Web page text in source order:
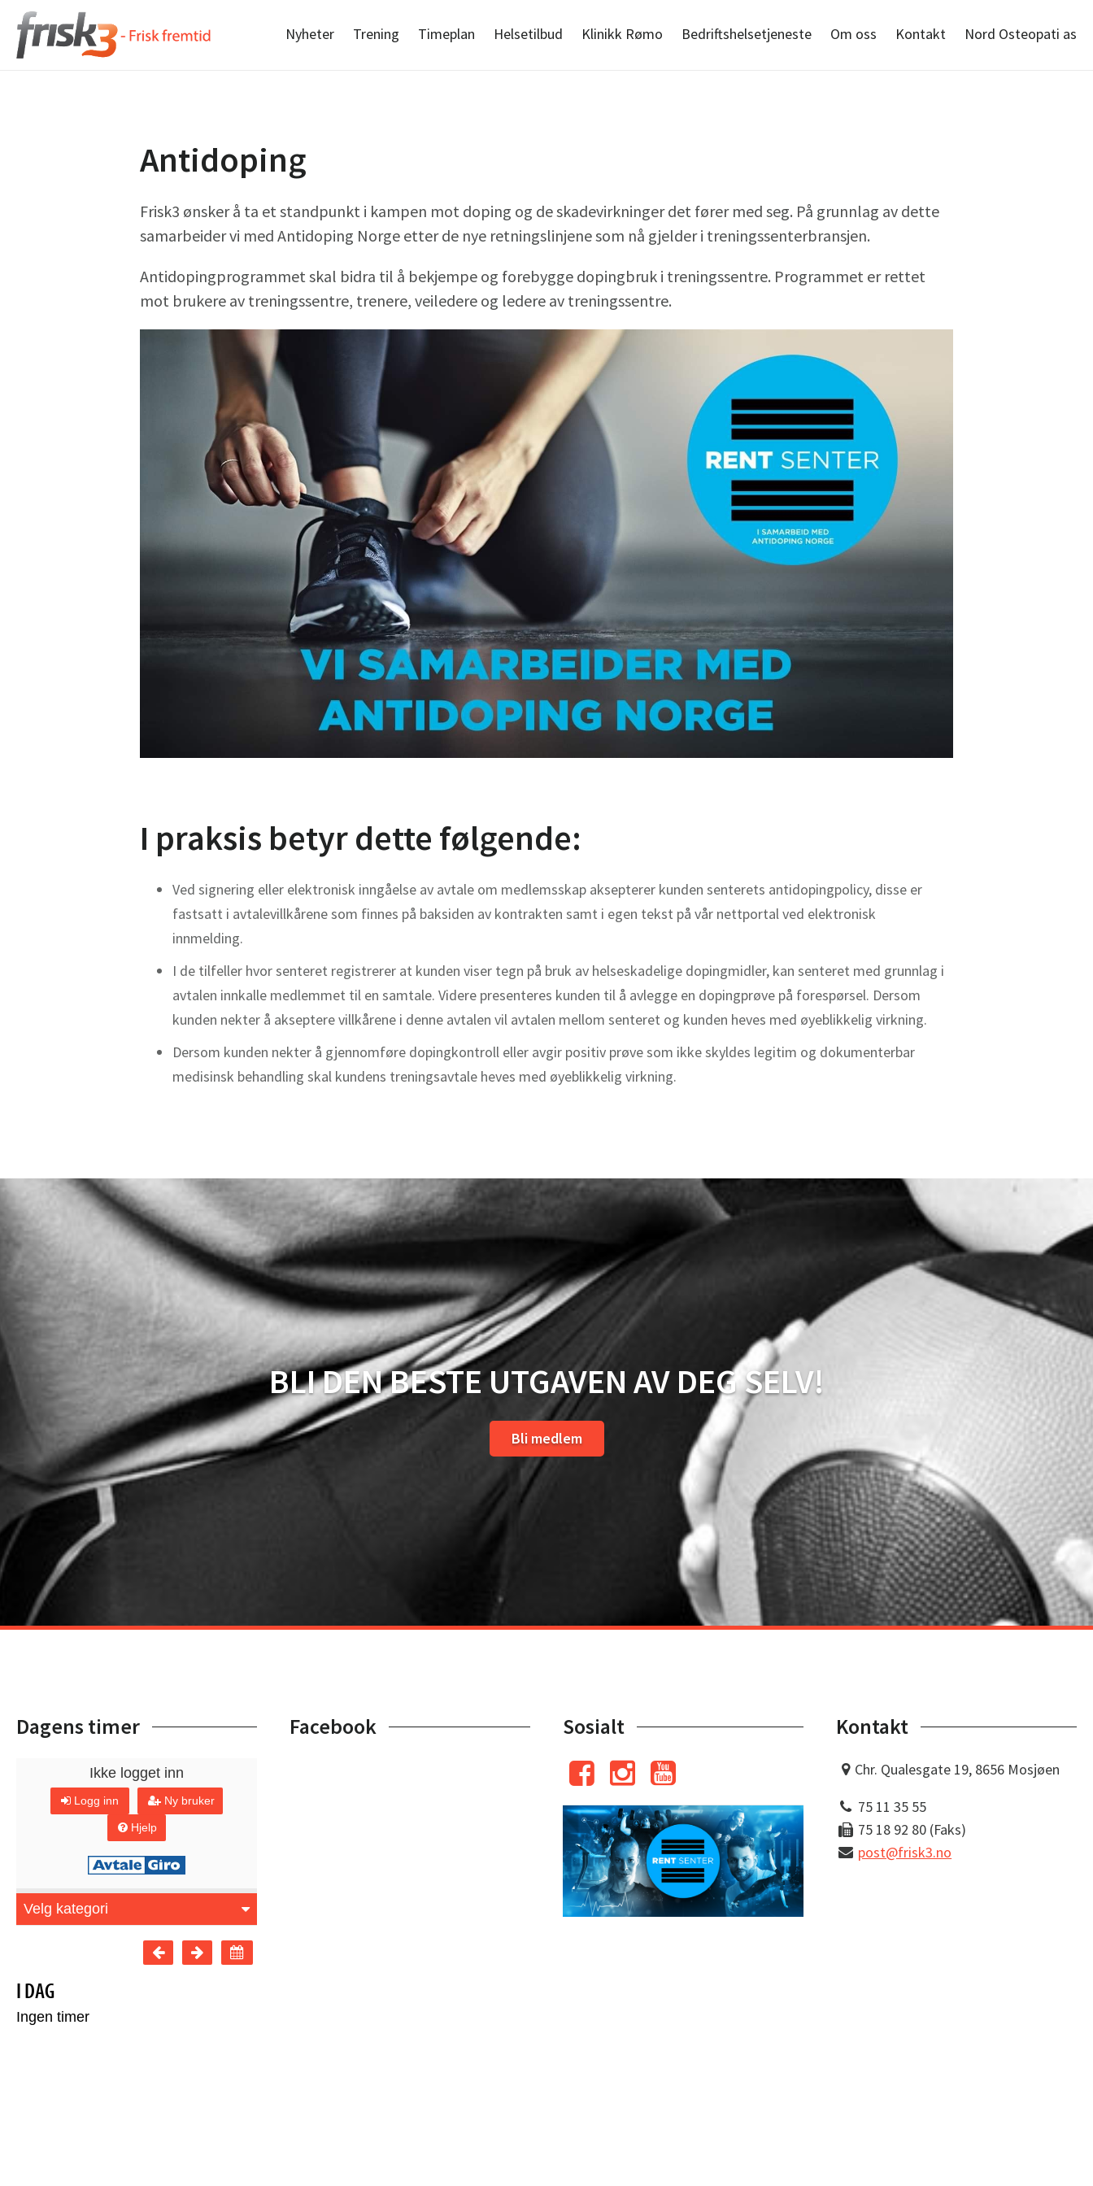
Nyheter Trening Timeplan Helsetilbud Klinikk Rømo Bedriftshelsetjeneste Om oss Kontakt Nord Osteopati as
​Antidoping
Frisk3 ønsker å ta et standpunkt i kampen mot doping og de skadevirkninger det fører med seg. På grunnlag av dette
samarbeider vi med Antidoping Norge etter de nye retningslinjene som nå gjelder i treningssenterbransjen.
Antidopingprogrammet skal bidra til å bekjempe og forebygge dopingbruk i treningssentre. Programmet er rettet
mot brukere av treningssentre, trenere, veiledere og ledere av treningssentre.
I praksis betyr dette følgende:
Ved signering eller elektronisk inngåelse av avtale om medlemsskap aksepterer kunden senterets antidopingpolicy, disse er
fastsatt i avtalevillkårene som finnes på baksiden av kontrakten samt i egen tekst på vår nettportal ved elektronisk
innmelding.
I de tilfeller hvor senteret registrerer at kunden viser tegn på bruk av helseskadelige dopingmidler, kan senteret med grunnlag i
avtalen innkalle medlemmet til en samtale. Videre presenteres kunden til å avlegge en dopingprøve på forespørsel. Dersom
kunden nekter å akseptere villkårene i denne avtalen vil avtalen mellom senteret og kunden heves med øyeblikkelig virkning.
Dersom kunden nekter å gjennomføre dopingkontroll eller avgir positiv prøve som ikke skyldes legitim og dokumenterbar
medisinsk behandling skal kundens treningsavtale heves med øyeblikkelig virkning.
BLI DEN BESTE UTGAVEN AV DEG SELV!
Bli medlem
Dagens timer Facebook Sosialt Kontakt
Chr. Qualesgate 19, 8656 Mosjøen
75 11 35 55
75 18 92 80 (Faks)
post@frisk3.no